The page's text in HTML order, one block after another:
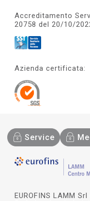
Accreditamento
20758 del 20/10/
Azienda certificata:
Service
EUROFINS LAMM